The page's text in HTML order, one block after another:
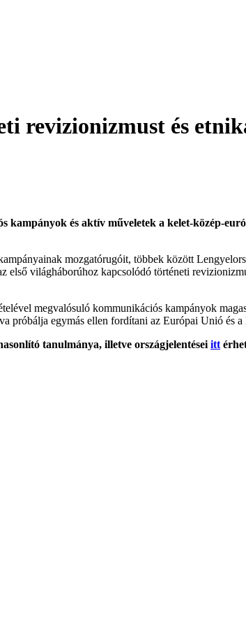
revizionizmust és
kampányok és aktív műveletek a kelet-közép-
mozgatórugóit, többek között
első világháborúhoz kapcsolódó történeti
megvalósuló kommunikációs kampányok
próbálja egymás ellen fordítani az Európai Unió és
tanulmánya, illetve országjelentései itt